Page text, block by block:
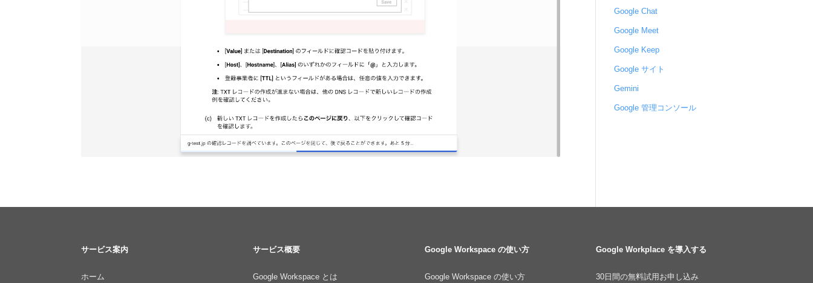
Google Chat
Google Meet
Google Keep
Google サイト
Gemini
Google 管理コンソール
サービス案内
ホーム
サービス概要
Google Workspace とは
Google Workspace の使い方
Google Workspace の使い方
Google Workplace を導入する
30日間の無料試用お申し込み